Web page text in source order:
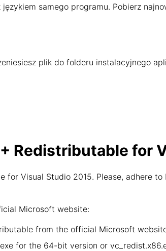
samego programu. Pobierz
plik do folderu instalacyjnego
Redistributable for
for Visual Studio 2015. Please, adhere
Microsoft website:
from the official Microsoft
for the 64-bit version or